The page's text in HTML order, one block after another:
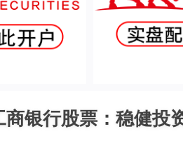
银行股票：稳健投